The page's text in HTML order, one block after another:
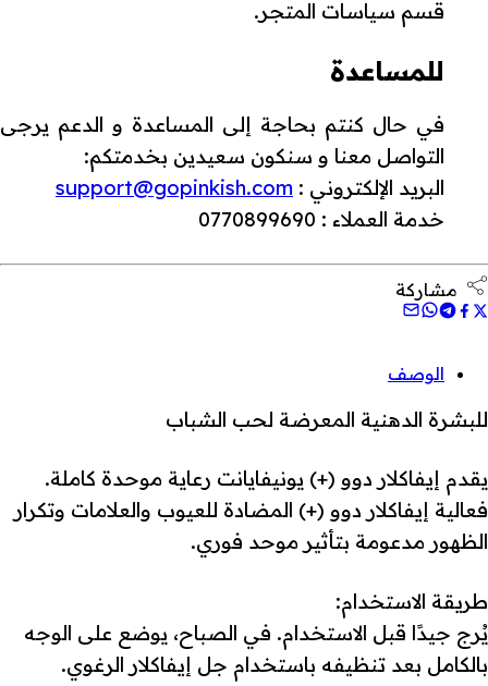
قسم سياسات المتجر.
للمساعدة
في حال كنتم بحاجة إلى المساعدة و الدعم يرجى
التواصل معنا و سنكون سعيدين بخدمتكم:
البريد الإلكتروني : support@gopinkish.com
خدمة العملاء : 0770899690
مشاركة
الوصف
للبشرة الدهنية المعرضة لحب الشباب
يقدم إيفاكلار دوو (+) يونيفايانت رعاية موحدة كاملة.
فعالية إيفاكلار دوو (+) المضادة للعيوب والعلامات وتكرار
الظهور مدعومة بتأثير موحد فوري.
طريقة الاستخدام:
يُرج جيدًا قبل الاستخدام. في الصباح، يوضع على الوجه
بالكامل بعد تنظيفه باستخدام جل إيفاكلار الرغوي.